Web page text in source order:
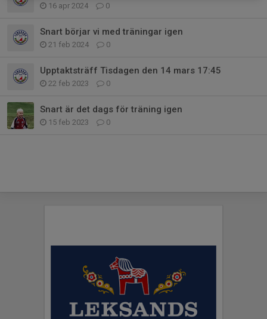
16 apr 2024 0
Snart börjar vi med träningar igen
21 feb 2024 0
Upptaktsträff Tisdagen den 14 mars 17:45
22 feb 2023 0
Snart är det dags för träning igen
15 feb 2023 0